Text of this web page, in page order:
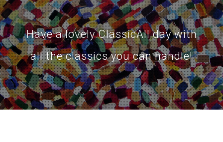
Have a lovely ClassicAll day with
all the classics you can handle!